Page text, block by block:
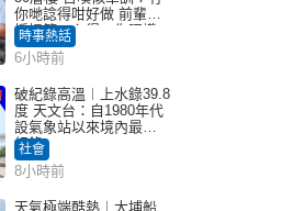
你哋諗得咁好做 前輩傳
授搵筍工心得：你唔識
揀盤啫｜Juicy叮
時事熱話
6小時前
破紀錄高溫︱上水錄39.8
度 天文台：自1980年代
設氣象站以來境內最高
紀錄
社會
8小時前
天氣極端酷熱︱大埔船